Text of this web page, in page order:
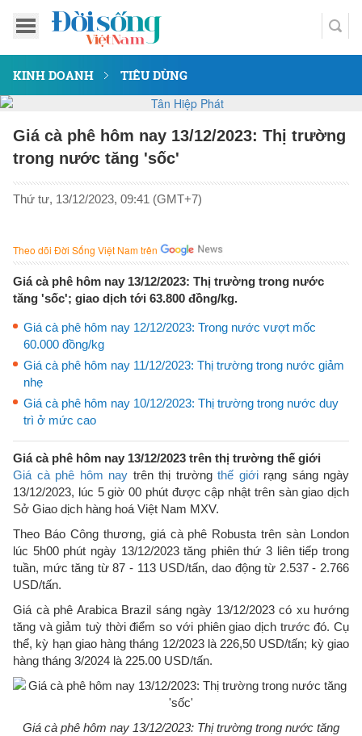
KINH DOANH TIÊU DÙNG
Giá cà phê hôm nay 13/12/2023: Thị trường
trong nước tăng 'sốc'
Thứ tư, 13/12/2023, 09:41 (GMT+7)
Theo dõi Đời Sống Việt Nam trên
Giá cà phê hôm nay 13/12/2023: Thị trường trong nước
tăng 'sốc'; giao dịch tới 63.800 đồng/kg.
Giá cà phê hôm nay 12/12/2023: Trong nước vượt mốc
60.000 đồng/kg
Giá cà phê hôm nay 11/12/2023: Thị trường trong nước giảm
nhẹ
Giá cà phê hôm nay 10/12/2023: Thị trường trong nước duy
trì ở mức cao
Giá cà phê hôm nay 13/12/2023 trên thị trường thế giới
Giá cà phê hôm nay trên thị trường thế giớirạng sáng ngày
13/12/2023, lúc 5 giờ 00 phút được cập nhật trên sàn giao dịch
Sở Giao dịch hàng hoá Việt Nam MXV.
Theo Báo Công thương, giá cà phê Robusta trên sàn London
lúc 5h00 phút ngày 13/12/2023 tăng phiên thứ 3 liên tiếp trong
tuần, mức tăng từ 87 - 113 USD/tấn, dao động từ 2.537 - 2.766
USD/tấn.
Giá cà phê Arabica Brazil sáng ngày 13/12/2023 có xu hướng
tăng và giảm tuỳ thời điểm so với phiên giao dịch trước đó. Cụ
thể, kỳ hạn giao hàng tháng 12/2023 là 226,50 USD/tấn; kỳ giao
hàng tháng 3/2024 là 225.00 USD/tấn.
Giá cà phê hôm nay 13/12/2023: Thị trường trong nước tăng